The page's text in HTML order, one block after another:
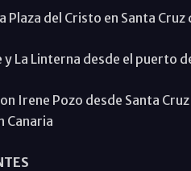
Plaza del Cristo en Santa
La Linterna desde el puerto
Irene Pozo desde Santa
Canaria